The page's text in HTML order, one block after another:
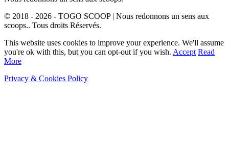
© 2018 - 2026 - TOGO SCOOP | Nous redonnons un sens aux
scoops.. Tous droits Réservés.
This website uses cookies to improve your experience. We'll assume
you're ok with this, but you can opt-out if you wish. Accept Read
More
Privacy & Cookies Policy